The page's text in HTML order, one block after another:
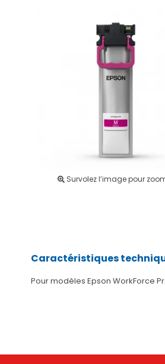
Survolez l’image pour
Caractéristiques
Pour modèles Epson WorkForce